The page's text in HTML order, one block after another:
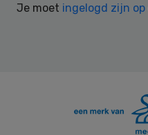
Je moet ingelogd zijn op